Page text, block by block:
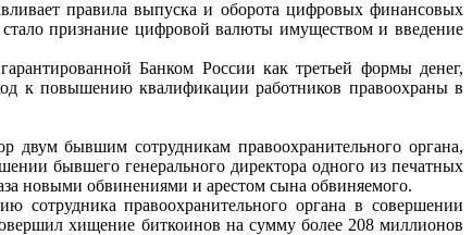
правила выпуска и оборота цифровых финансовых
сталопризнание цифровой валюты имуществом и введение
Банком России как третьей формы денег,
к повышению квалификации работников правоохраныв
двум бывшимсотрудникам правоохранительного органа,
бывшего генерального директора одного изпечатных
новыми обвинениями и арестом сына обвиняемого.
сотрудникаправоохранительного органа в совершении
хищение биткоинов на сумму более 208миллионов